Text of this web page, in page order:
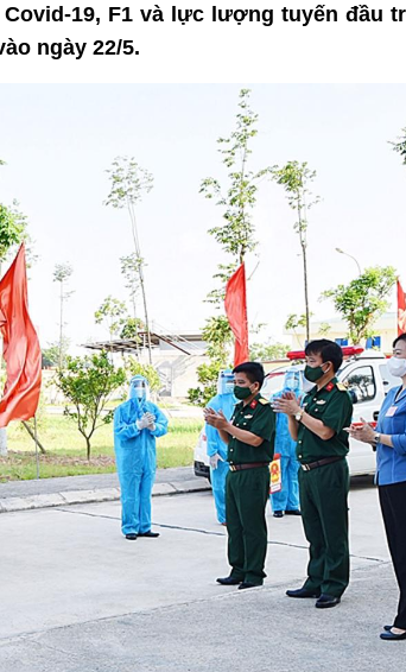
19, F1 và lực lượng tuyến đầu
ngày 22/5.